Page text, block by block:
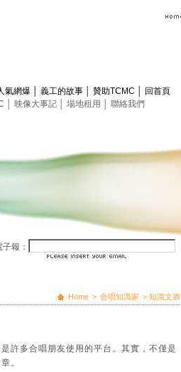
氣網爆 義工的故事 贊助TCMC
回首頁
映像大事記 場地租用 聯絡我們
報：
Home > 合唱知識家 > 知識文摘
許多合唱朋友使用的平台。其實，不僅是
。